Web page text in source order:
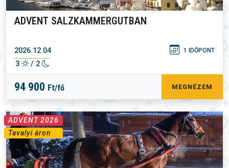
ADVENT SALZKAMMERGUTBAN
2026.12.04 1 IDŐPONT
3 / 2
94 900 Ft/fő MEGNÉZEM
ADVENT 2026
Tavalyi áron